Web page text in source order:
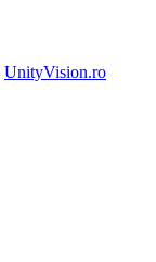
UnityVision.ro